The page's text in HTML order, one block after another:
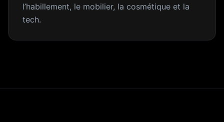
l’habillement, le mobilier, la cosmétique et la
tech.